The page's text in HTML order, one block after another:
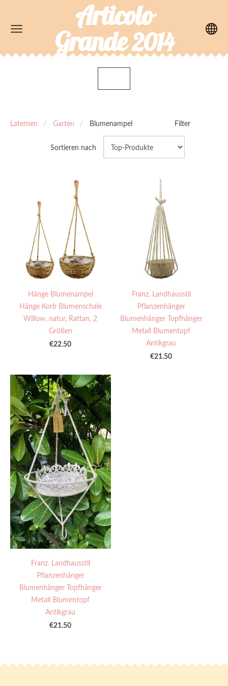
Articolo
Grande2014
Laternen Garten Blumenampel Filter
Sortieren nach
Hänge Blumenampel
Hänge Korb Blumenschale
Willow, natur, Rattan, 2
Größen
€22.50
Franz. Landhausstil
Pflanzenhänger
Blumenhänger Topfhänger
Metall Blumentopf
Antikgrau
€21.50
Franz. Landhausstil
Pflanzenhänger
Blumenhänger Topfhänger
Metall Blumentopf
Antikgrau
€21.50